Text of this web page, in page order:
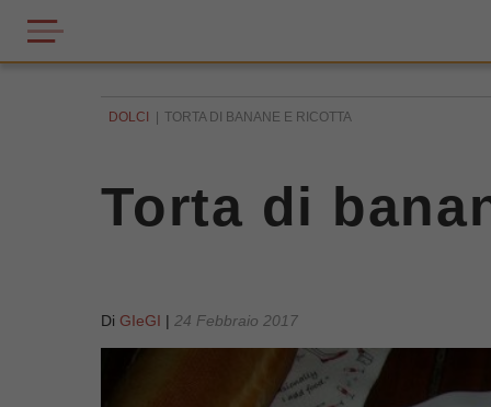
DOLCI TORTA DI BANANE E RICOTTA
Torta di
Di GIeGI | 24 Febbraio 2017